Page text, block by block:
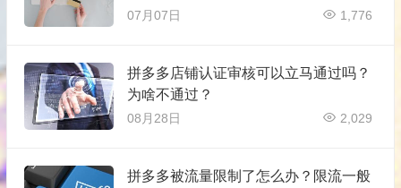
07月07日 1,776
拼多多店铺认证审核可以立马通过吗？
为啥不通过？
08月28日 2,029
拼多多被流量限制了怎么办？限流一般